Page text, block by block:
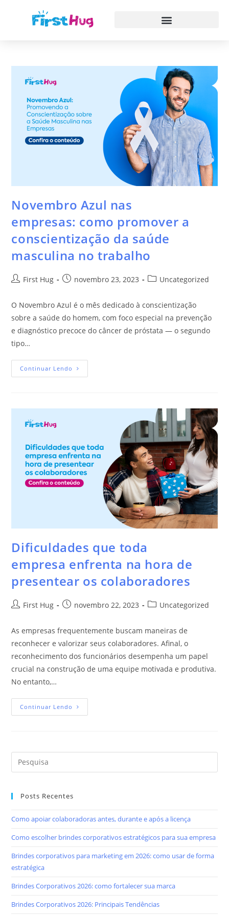
Novembro Azul nas
empresas: como promover a
conscientização da saúde
masculina no trabalho
First Hug novembro 23, 2023 Uncategorized
O Novembro Azul é o mês dedicado à conscientização
sobre a saúde do homem, com foco especial na prevenção
e diagnóstico precoce do câncer de próstata — o segundo
tipo…
Continuar Lendo
Dificuldades que toda
empresa enfrenta na hora de
presentear os colaboradores
First Hug novembro 22, 2023 Uncategorized
As empresas frequentemente buscam maneiras de
reconhecer e valorizar seus colaboradores. Afinal, o
reconhecimento dos funcionários desempenha um papel
crucial na construção de uma equipe motivada e produtiva.
No entanto,…
Continuar Lendo
Posts Recentes
Como apoiar colaboradoras antes, durante e após a licença
Como escolher brindes corporativos estratégicos para sua empresa
Brindes corporativos para marketing em 2026: como usar de forma
estratégica
Brindes Corporativos 2026: como fortalecer sua marca
Brindes Corporativos 2026: Principais Tendências